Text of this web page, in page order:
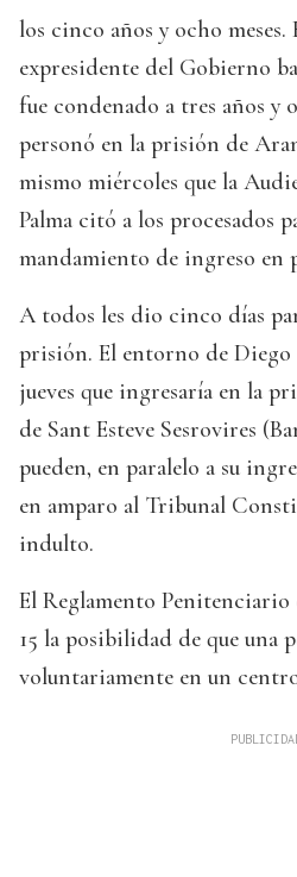
los cinco años y ocho
expresidente del Gobierno
fue condenado a tres años y
personó en la prisión de
mismo miércoles que la
Palma citó a los procesados
mandamiento de ingreso en
A todos les dio cinco días
prisión. El entorno de
jueves que ingresaría en la
de Sant Esteve Sesrovires
pueden, en paralelo a su
en amparo al Tribunal
indulto.
El Reglamento Penitenciario
15 la posibilidad de que una
voluntariamente en un